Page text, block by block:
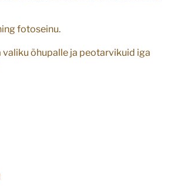
fotoseinu.
valiku õhupalle ja peotarvikuid iga